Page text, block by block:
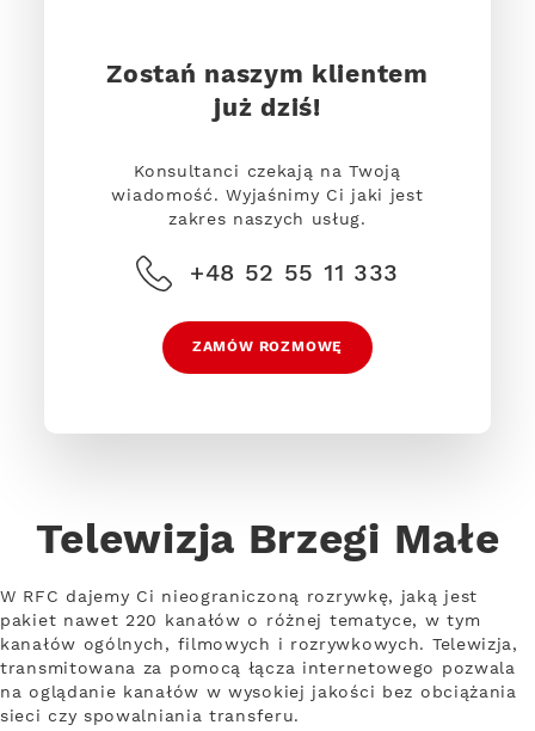
Zostań naszym klientem
już dziś!
Konsultanci czekają na Twoją
wiadomość. Wyjaśnimy Ci jaki jest
zakres naszych usług.
+48 52 55 11 333
ZAMÓW ROZMOWĘ
Telewizja Brzegi Małe
W RFC dajemy Ci nieograniczoną rozrywkę, jaką jest
pakiet nawet 220 kanałów o różnej tematyce, w tym
kanałów ogólnych, filmowych i rozrywkowych. Telewizja,
transmitowana za pomocą łącza internetowego pozwala
na oglądanie kanałów w wysokiej jakości bez obciążania
sieci czy spowalniania transferu.